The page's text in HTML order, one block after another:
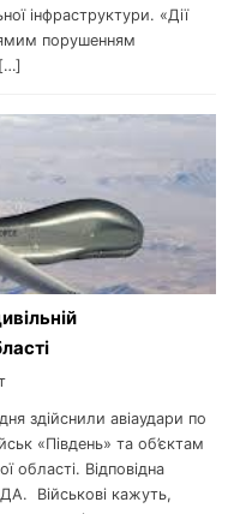
інфраструктури. «Дії
порушенням
здійснили авіаудари по
«Південь» та об’єктам
області. Відповідна
Військові кажуть,